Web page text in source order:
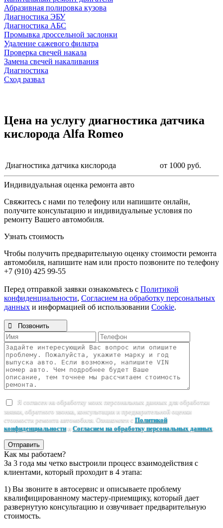
Абразивная полировка кузова
Диагностика ЭБУ
Диагностика АБС
Промывка дроссельной заслонки
Удаление сажевого фильтра
Проверка свечей накала
Замена свечей накаливания
Диагностика
Сход развал
Цена на услугу диагностика датчика
кислорода Alfa Romeo
Диагностика датчика кислорода от 1000 руб.
Индивидуальная оценка ремонта авто
Свяжитесь с нами по телефону или напишите онлайн,
получите консультацию и индивидуальные условия по
ремонту Вашего автомобиля.
Узнать стоимость
Чтобы получить предварительную оценку стоимости ремонта
автомобиля, напишите нам или просто позвоните по телефону
+7 (910) 425 99-55
Перед отправкой заявки ознакомьтесь с Политикой
конфиденциальности, Согласием на обработку персональных
данных и информацией об использовании Cookie.
 Позвонить
Я согласен на обработку моих персональных данных для обработки
заявки, обратного звонка, консультации и предварительной оценки
стоимости ремонта автомобиля. Ознакомлен с Политикой
конфиденциальностии Согласием на обработку персональных данных
Отправить
Как мы работаем?
За 3 года мы четко выстроили процесс взаимодействия с
клиентами, который проходит в 4 этапа:
1) Вы звоните в автосервис и описываете проблему
квалифицированному мастеру-приемщику, который дает
развернутую консультацию и озвучивает предварительную
стоимость.